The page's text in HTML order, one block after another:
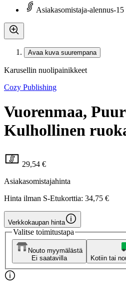
Asiakasomistaja-alennus-15
Avaa kuva suurempana
Karusellin nuolipainikkeet
Cozy Publishing
Vuorenmaa,
Kulhollinen
29,54 €
Asiakasomistajahinta
Hinta ilman S-Etukorttia: 34,75 €
Verkkokaupan hinta
Valitse toimitustapa
Nouto myymälästä
Ei saatavilla
Kotiin tai